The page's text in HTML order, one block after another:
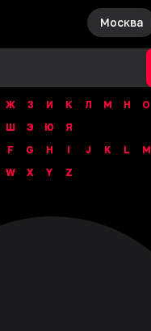
Москва
Ж З И К Л М Н О
Ш Э Ю
Я
F G H I J K L M
W X Y Z